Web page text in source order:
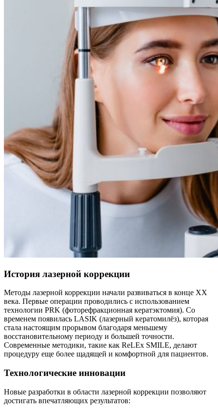
История лазерной коррекции
Методы лазерной коррекции начали развиваться в конце XX
века. Первые операции проводились с использованием
технологии PRK (фоторефракционная кератэктомия). Со
временем появилась LASIK (лазерный кератомилёз), которая
стала настоящим прорывом благодаря меньшему
восстановительному периоду и большей точности.
Современные методики, такие как ReLEx SMILE, делают
процедуру еще более щадящей и комфортной для пациентов.
Технологические инновации
Новые разработки в области лазерной коррекции позволяют
достигать впечатляющих результатов: